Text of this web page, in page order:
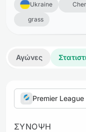
Ukraine
grass
Αγώνες
Premier League
ΣΎΝΟΨΗ